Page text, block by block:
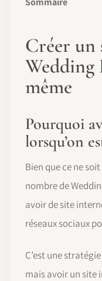
Créer
Wedding
même
Pourquoi
lorsqu’on
Bien que ce ne
nombre de
avoir de site
réseaux sociaux
C’est une
mais avoir un site